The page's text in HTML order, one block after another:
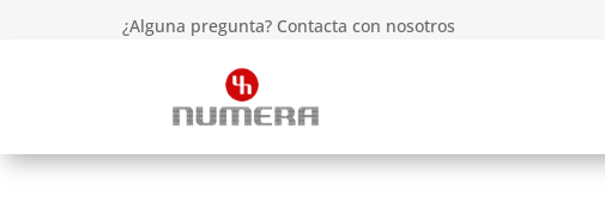
¿Alguna pregunta? Contacta con nosotros